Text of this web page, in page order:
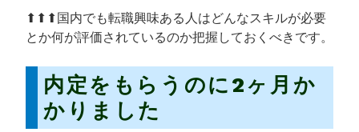
⬆︎⬆︎⬆︎国内でも転職興味ある人はどんなスキルが必要
とか何が評価されているのか把握しておくべきです。
内定をもらうのに2ヶ月か
かりました